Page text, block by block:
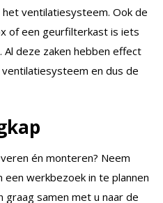
ventilatiesysteem. Ook de
of een geurfilterkast is iets
deze zaken hebben effect
en dus de
én monteren? Neem
een werkbezoek in te plannen
graag samen met u naar de